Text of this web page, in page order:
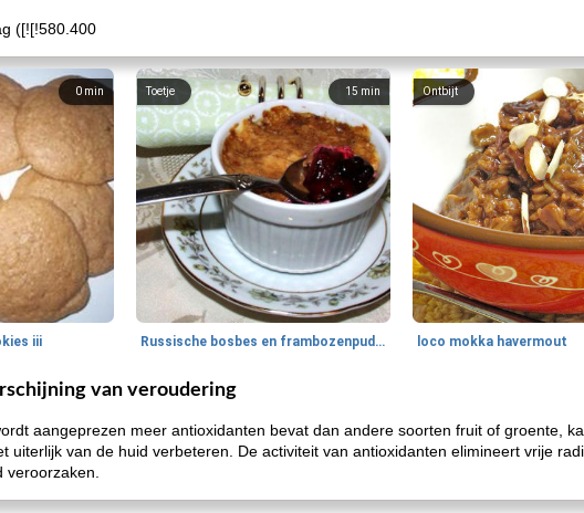
([![!580.400
0 min
iii
15 min
Toetje
Russische bosbes en frambozenpudding
Ontbijt
loco mokka havermout
van veroudering
aangeprezen meer antioxidanten bevat dan andere soorten fruit of groente,
uiterlijk van de huid verbeteren. De activiteit van antioxidanten elimineert vrije
veroorzaken.